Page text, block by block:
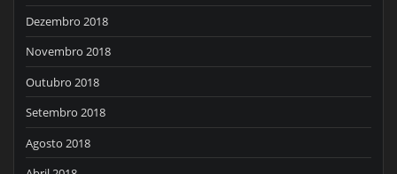
Dezembro 2018
Novembro 2018
Outubro 2018
Setembro 2018
Agosto 2018